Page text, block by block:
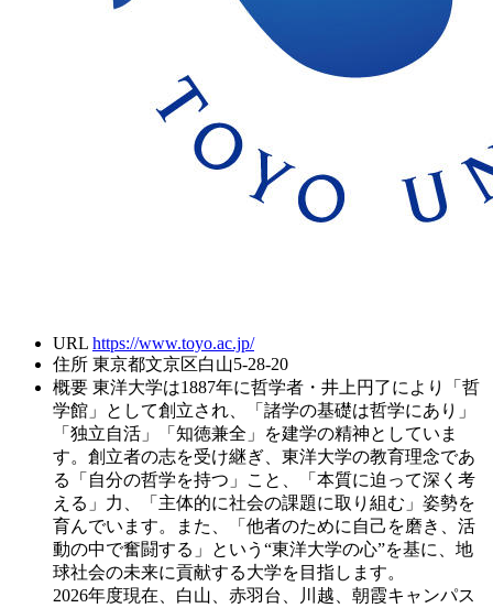
URL https://www.toyo.ac.jp/
住所 東京都文京区白山5-28-20
概要 東洋大学は1887年に哲学者・井上円了により「哲
学館」として創立され、「諸学の基礎は哲学にあり」
「独立自活」「知徳兼全」を建学の精神としていま
す。創立者の志を受け継ぎ、東洋大学の教育理念であ
る「自分の哲学を持つ」こと、「本質に迫って深く考
える」力、「主体的に社会の課題に取り組む」姿勢を
育んでいます。また、「他者のために自己を磨き、活
動の中で奮闘する」という“東洋大学の心”を基に、地
球社会の未来に貢献する大学を目指します。
2026年度現在、白山、赤羽台、川越、朝霞キャンパス